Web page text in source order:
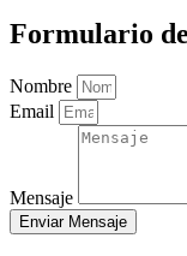
Formulario
Nombre
Email
Mensaje
Enviar Mensaje